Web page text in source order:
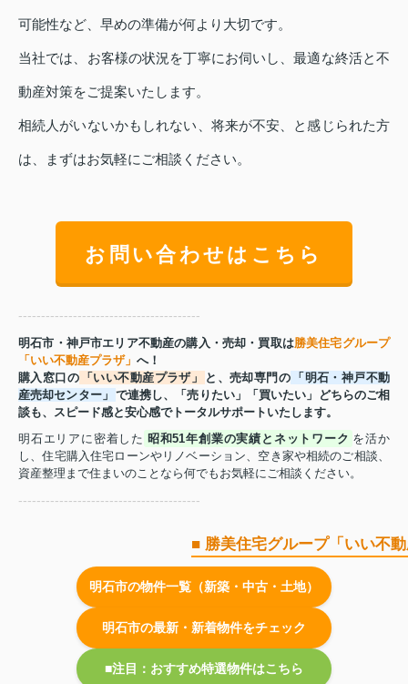
可能性など、早めの準備が何より大切です。
当社では、お客様の状況を丁寧にお伺いし、最適な終活と不
動産対策をご提案いたします。
相続人がいないかもしれない、将来が不安、と感じられた方
は、まずはお気軽にご相談ください。
お問い合わせはこちら
----------------------------------------
明石市・神戸市エリア不動産の購入・売却・買取は勝美住宅グループ
「いい不動産プラザ」 へ！
購入窓口の 「いい不動産プラザ」 と、売却専門の 「明石・神戸不動
産売却センター」 で連携し、「売りたい」「買いたい」どちらのご相
談も、スピード感と安心感でトータルサポートいたします。
明石エリアに密着した 昭和51年創業の実績とネットワーク を活か
し、住宅購入住宅ローンやリノベーション、空き家や相続のご相談、
資産整理まで住まいのことなら何でもお気軽にご相談ください。
----------------------------------------
■ 勝美住宅グループ「いい不
明石市の物件一覧（新築・中古・土地）
明石市の最新・新着物件をチェック
■注目：おすすめ特選物件はこちら